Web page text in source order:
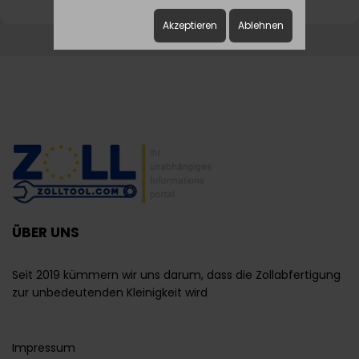
ÜBER UNS
Seit 2019 kümmern wir uns darum, dass die Zollabfertigung
zur unbedeutenden Kleinigkeit wird
Impressum
Akzeptieren Ablehnen